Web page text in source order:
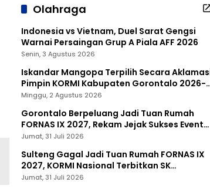
Olahraga
Indonesia vs Vietnam, Duel Sarat Gengsi
Warnai Persaingan Grup A Piala AFF 2026
Senin, 3 Agustus 2026
Iskandar Mangopa Terpilih Secara
Pimpin KORMI Kabupaten Gorontalo 2026-
2030
Minggu, 2 Agustus 2026
Gorontalo Berpeluang Jadi Tuan Rumah
FORNAS IX 2027, Rekam Jejak Sukses Event
Nasional Jadi Modal
Jumat, 31 Juli 2026
Sulteng Gagal Jadi Tuan Rumah FORNAS IX
2027, KORMI Nasional Terbitkan SK
Pencabutan
Jumat, 31 Juli 2026